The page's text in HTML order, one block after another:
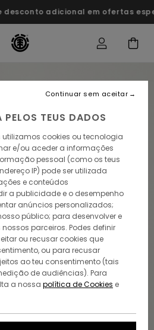
adicional em ofertas especiais
TEUS DADOS
utilizamos cookies ou tecnologia
e/ou aceder a informações
pessoal (como os teus
IP) pode ser utilizada
e conteúdos
a publicidade e o desempenho
anúncios personalizados;
público; para desenvolver e
parceiros. Podes definir
ou recusar cookies que
ou para recusar
ao teu consentimento (tais
de audiências). Para
a nossa política de Cookies e
Continuar sem aceitar